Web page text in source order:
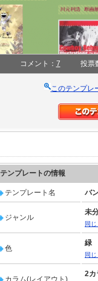
コメント： 7 投票
このテンプレ
テンプレートの情報
テンプレート名 バ
ジャンル
未
同
色
緑
同
カラム(レイアウト)
2カ